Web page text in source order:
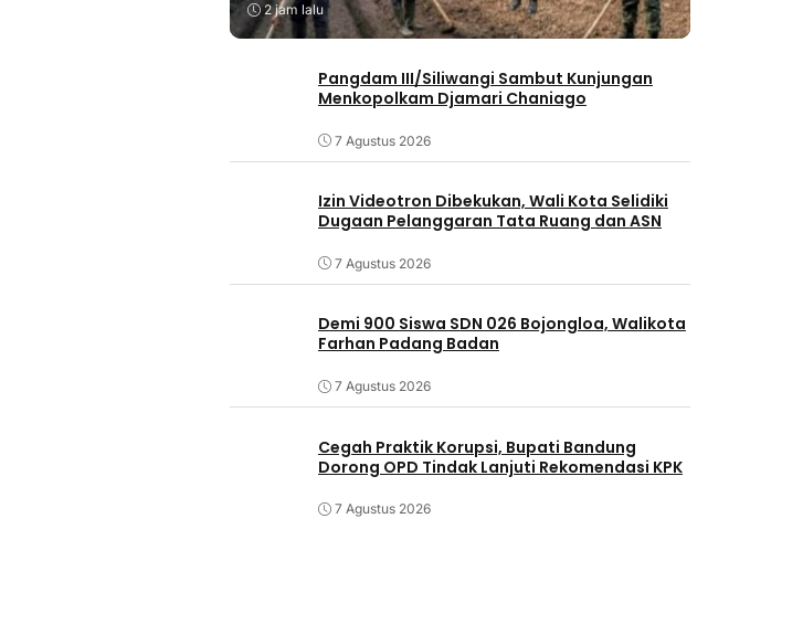
2 jam lalu
Pangdam III/Siliwangi Sambut Kunjungan
Menkopolkam Djamari Chaniago
7 Agustus 2026
Izin Videotron Dibekukan, Wali Kota Selidiki
Dugaan Pelanggaran Tata Ruang dan ASN
7 Agustus 2026
Demi 900 Siswa SDN 026 Bojongloa, Walikota
Farhan Padang Badan
7 Agustus 2026
Cegah Praktik Korupsi, Bupati Bandung
Dorong OPD Tindak Lanjuti Rekomendasi KPK
7 Agustus 2026